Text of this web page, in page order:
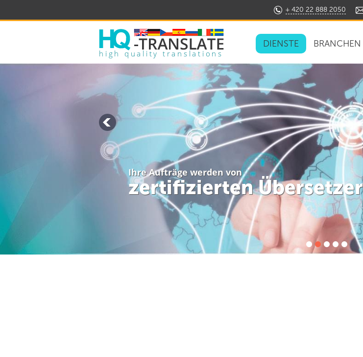
+ 420 22 888 2050
high quality translations
DIENSTE BRANCHEN
Ihre Aufträge werden von
zertifizierten